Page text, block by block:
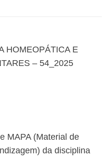
HOMEOPÁTICA E
– 54_2025
MAPA (Material de
da disciplina